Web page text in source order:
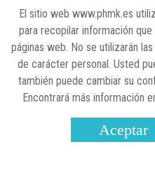
El sitio web www.phmk.es
para recopilar información
páginas web. No se utilizarán
de carácter personal. Usted
también puede cambiar su
Encontrará más información
Aceptar